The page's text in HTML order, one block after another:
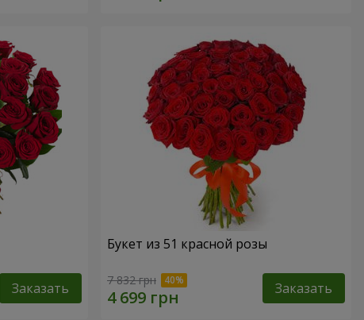
Заказать
Букет из 51 красной розы
7 832 грн Заказать